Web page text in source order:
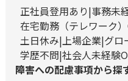
正社員登用あり 事務未
在宅勤務（テレワーク
土日休み 上場企業 グロ
学歴不問 社会人未経験
障害への配慮事項から探